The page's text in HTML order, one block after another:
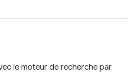
le moteur de recherche par